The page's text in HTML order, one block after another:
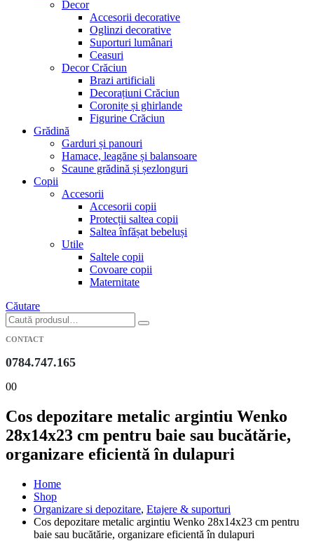
Decor
Accesorii decorative
Oglinzi decorative
Suporturi lumânari
Ceasuri
Decor Crăciun
Brazi artificiali
Decorațiuni Crăciun
Coronițe și ghirlande
Figurine Crăciun
Grădină
Garduri și panouri
Hamace, leagăne și balansoare
Scaune grădină și șezlonguri
Copii
Accesorii
Accesorii copii
Protecții saltea copii
Saltea înfășat bebeluși
Utile
Saltele copii
Covoare copii
Maternitate
Căutare
CONTACT
0784.747.165
00
Cos depozitare metalic argintiu Wenko
28x14x23 cm pentru baie sau bucătărie,
organizare eficientă în dulapuri
Home
Shop
Organizare si depozitare, Etajere & suporturi
Cos depozitare metalic argintiu Wenko 28x14x23 cm pentru
baie sau bucătărie, organizare eficientă în dulapuri